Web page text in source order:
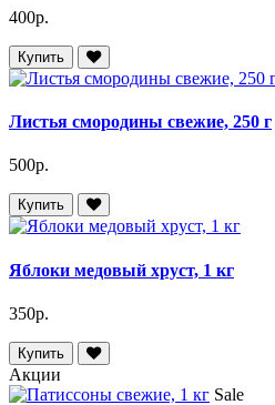
400р.
Купить
Листья смородины свежие, 250 г
500р.
Купить
Яблоки медовый хруст, 1 кг
350р.
Купить
Акции
Sale